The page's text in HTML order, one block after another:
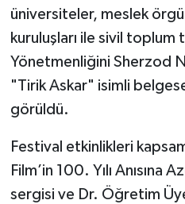
üniversiteler, meslek
kuruluşları ile sivil
Yönetmenliğini Sherzod
"Tirik Askar" isimli
görüldü.
Festival etkinlikleri
Film’in 100. Yılı Anısına
sergisi ve Dr. Öğretim
Gökçebey
GÜNDEM
İş ilanı
Kilimli
Kültür - Sanat